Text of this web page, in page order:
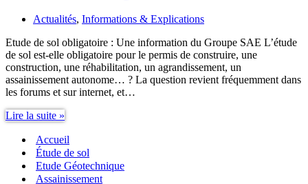
Actualités, Informations & Explications
Etude de sol obligatoire : Une information du Groupe SAE L’étude
de sol est-elle obligatoire pour le permis de construire, une
construction, une réhabilitation, un agrandissement, un
assainissement autonome… ? La question revient fréquemment dans
les forums et sur internet, et…
Lire la suite »
sol
obligatoire
Accueil
Étude de sol
Etude Géotechnique
Assainissement